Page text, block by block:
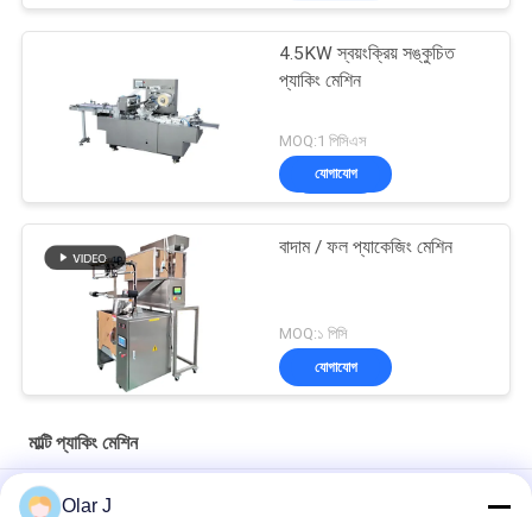
4.5KW স্বয়ংক্রিয় সঙ্কুচিত
প্যাকিং মেশিন
MOQ:1 পিসিএস
যোগাযোগ
বাদাম / ফল প্যাকেজিং মেশিন
MOQ:১ পিসি
যোগাযোগ
মাল্টি প্যাকিং মেশিন
YP65 মাল্টি ফাংশন সস প্যাকিং মেশিন উল্লম্ব টাইপ সালাদ সস আইস প্যাক সিলিকন তেল
Olar J